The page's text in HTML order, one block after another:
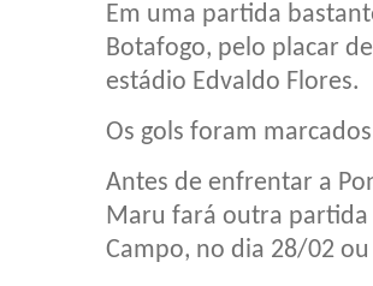
Em uma partida
Botafogo, pelo placar
estádio Edvaldo Flores.
Os gols foram
Antes de enfrentar a
Maru fará outra partida
Campo, no dia 28/02